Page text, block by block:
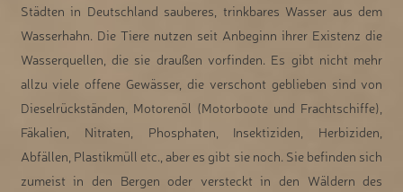
Städten in Deutschland sauberes, trinkbares Wasser aus dem
Wasserhahn. Die Tiere nutzen seit Anbeginn ihrer Existenz die
Wasserquellen, die sie draußen vorfinden. Es gibt nicht mehr
allzu viele offene Gewässer, die verschont geblieben sind von
Dieselrückständen, Motorenöl (Motorboote und Frachtschiffe),
Fäkalien, Nitraten, Phosphaten, Insektiziden, Herbiziden,
Abfällen, Plastikmüll etc., aber es gibt sie noch. Sie befinden sich
zumeist in den Bergen oder versteckt in den Wäldern des